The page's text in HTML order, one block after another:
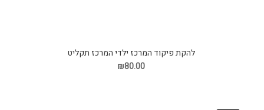
להקת פיקוד המרכז ילדי המרכז תקליט
₪80.00